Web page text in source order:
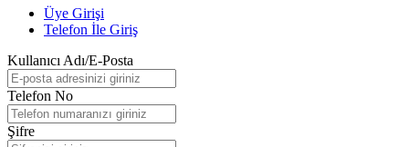
Üye Girişi
Telefon İle Giriş
Kullanıcı Adı/E-Posta
Telefon No
Şifre